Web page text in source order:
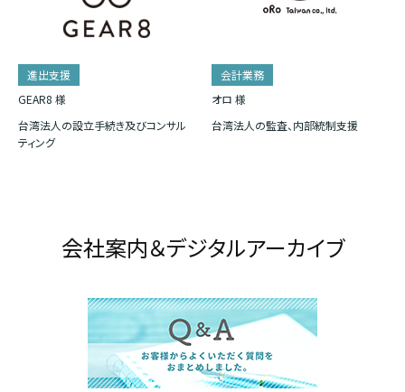
進出支援
GEAR8 様
台湾法人の設立手続き及びコンサル
ティング
会計業務
オロ 様
台湾法人の監査、内部統制支援
会社案内＆デジタルアーカイブ